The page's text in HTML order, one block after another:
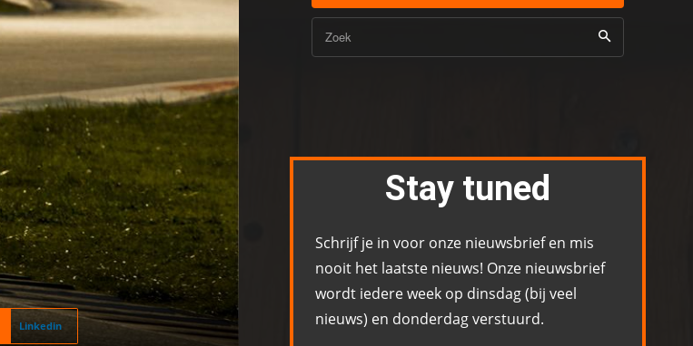
Linkedin
Zoek
Stay tuned
Schrijf je in voor onze nieuwsbrief en mis
nooit het laatste nieuws! Onze nieuwsbrief
wordt iedere week op dinsdag (bij veel
nieuws) en donderdag verstuurd.